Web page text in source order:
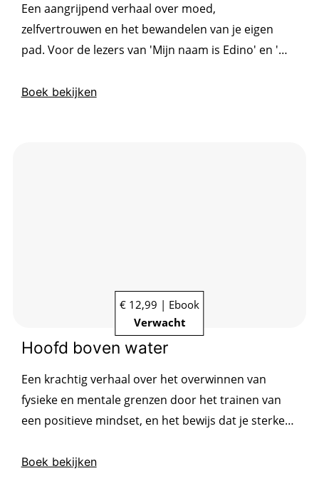
Een aangrijpend verhaal over moed,
zelfvertrouwen en het bewandelen van je eigen
pad. Voor de lezers van 'Mijn naam is Edino' en 'Wij
Boek bekijken
€ 12,99 | Ebook
Verwacht
Hoofd boven water
Een krachtig verhaal over het overwinnen van
fysieke en mentale grenzen door het trainen van
een positieve mindset, en het bewijs dat je sterker
Boek bekijken